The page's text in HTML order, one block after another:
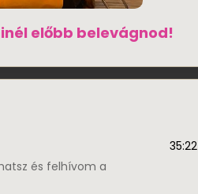
előbb belevágnod!
35:22
és felhívom a